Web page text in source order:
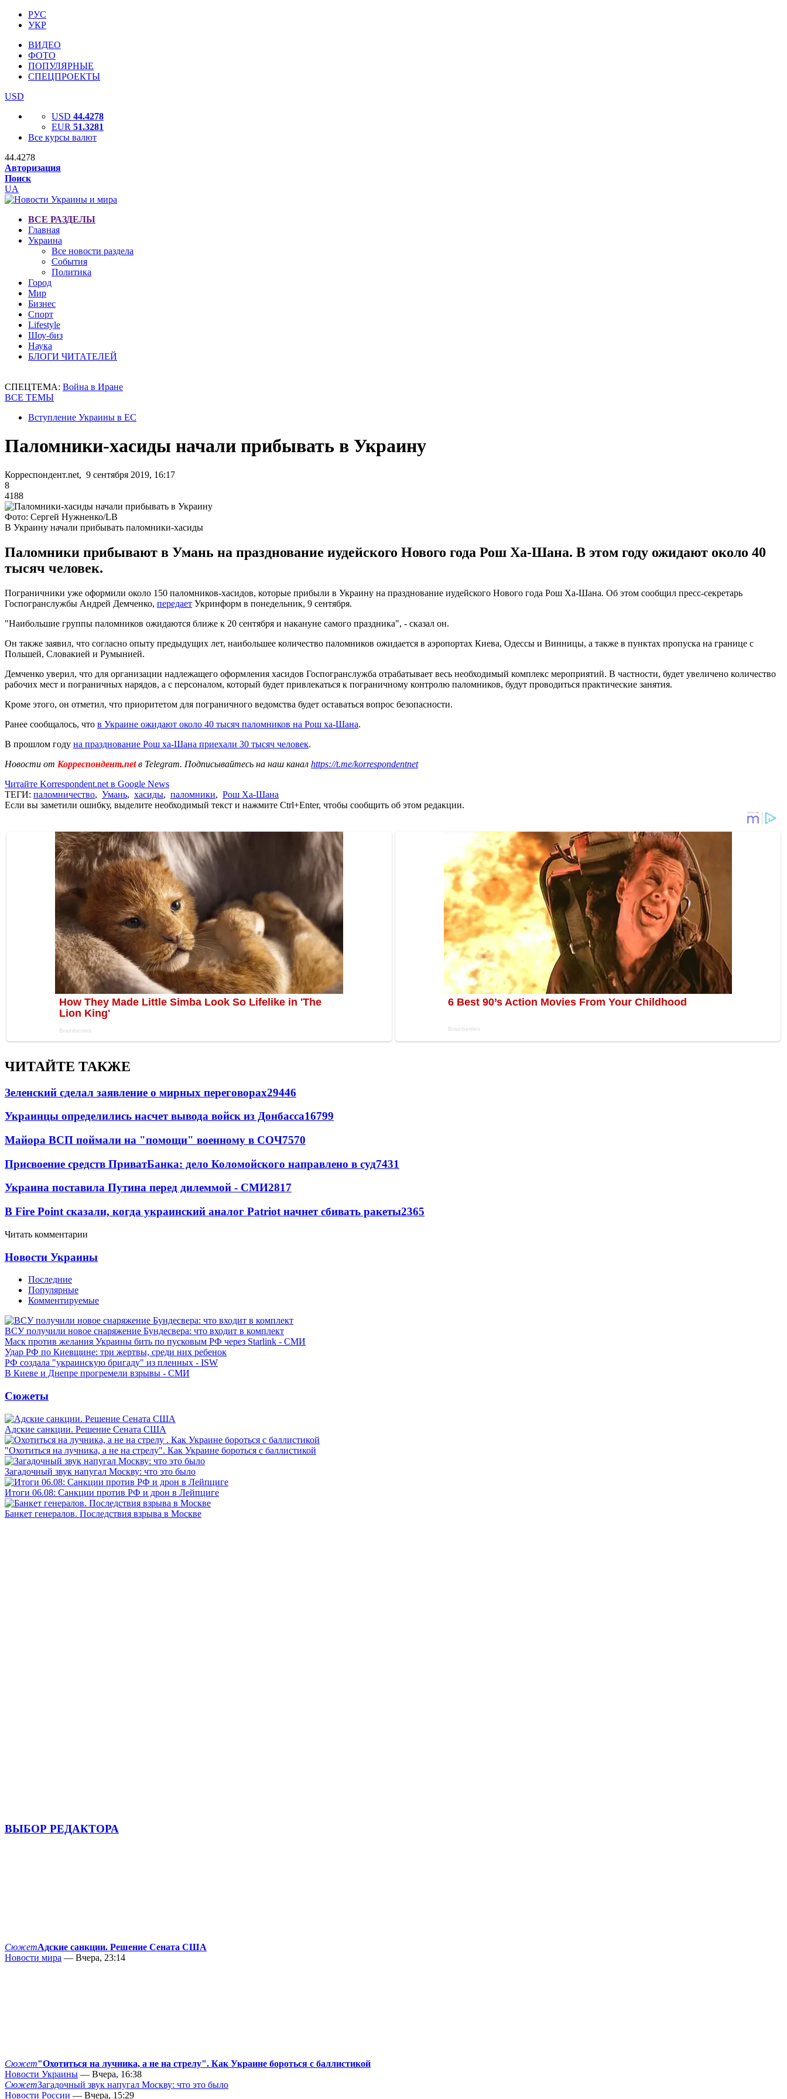
РУС
УКР
ВИДЕО
ФОТО
ПОПУЛЯРНЫЕ
СПЕЦПРОЕКТЫ
USD
USD 44.4278
EUR 51.3281
Все курсы валют
44.4278
Авторизация
Поиск
UA
ВСЕ РАЗДЕЛЫ
Главная
Украина
Все новости раздела
События
Политика
Город
Мир
Бизнес
Спорт
Lifestyle
Шоу-биз
Наука
БЛОГИ ЧИТАТЕЛЕЙ
СПЕЦТЕМА: Война в Иране
ВСЕ ТЕМЫ
Вступление Украины в ЕС
Паломники-хасиды начали прибывать в Украину
Корреспондент.net, 9 сентября 2019, 16:17
8
4188
Фото: Сергей Нужненко/LB
В Украину начали прибывать паломники-хасиды
Паломники прибывают в Умань на празднование иудейского Нового года Рош Ха-Шана. В этом году ожидают около 40
тысяч человек.
Пограничники уже оформили около 150 паломников-хасидов, которые прибыли в Украину на празднование иудейского Нового года Рош Ха-Шана. Об этом сообщил пресс-секретарь
Госпогранслужбы Андрей Демченко, передает Укринформ в понедельник, 9 сентября.
"Наибольшие группы паломников ожидаются ближе к 20 сентября и накануне самого праздника", - сказал он.
Он также заявил, что согласно опыту предыдущих лет, наибольшее количество паломников ожидается в аэропортах Киева, Одессы и Винницы, а также в пунктах пропуска на границе с
Польшей, Словакией и Румынией.
Демченко уверил, что для организации надлежащего оформления хасидов Госпогранслужба отрабатывает весь необходимый комплекс мероприятий. В частности, будет увеличено количество
рабочих мест и пограничных нарядов, а с персоналом, который будет привлекаться к пограничному контролю паломников, будут проводиться практические занятия.
Кроме этого, он отметил, что приоритетом для пограничного ведомства будет оставаться вопрос безопасности.
Ранее сообщалось, что в Украине ожидают около 40 тысяч паломников на Рош ха-Шана.
В прошлом году на празднование Рош ха-Шана приехали 30 тысяч человек.
Новости от Корреспондент.netв Telegram. Подписывайтесь на наш канал https://t.me/korrespondentnet
Читайте Korrespondent.net в Google News
ТЕГИ: паломничество, Умань, хасиды, паломники, Рош Ха-Шана
Если вы заметили ошибку, выделите необходимый текст и нажмите Ctrl+Enter, чтобы сообщить об этом редакции.
ЧИТАЙТЕ ТАКЖЕ
Зеленский сделал заявление о мирных переговорах29446
Украинцы определились насчет вывода войск из Донбасса16799
Майора ВСП поймали на "помощи" военному в СОЧ7570
Присвоение средств ПриватБанка: дело Коломойского направлено в суд7431
Украина поставила Путина перед дилеммой - СМИ2817
В Fire Point сказали, когда украинский аналог Patriot начнет сбивать ракеты2365
Читать комментарии
Новости Украины
Последние
Популярные
Комментируемые
ВСУ получили новое снаряжение Бундесвера: что входит в комплект
Маск против желания Украины бить по пусковым РФ через Starlink - СМИ
Удар РФ по Киевщине: три жертвы, среди них ребенок
РФ создала "украинскую бригаду" из пленных - ISW
В Киеве и Днепре прогремели взрывы - СМИ
Сюжеты
Адские санкции. Решение Сената США
"Охотиться на лучника, а не на стрелу". Как Украине бороться с баллистикой
Загадочный звук напугал Москву: что это было
Итоги 06.08: Санкции против РФ и дрон в Лейпциге
Банкет генералов. Последствия взрыва в Москве
ВЫБОР РЕДАКТОРА
СюжетАдские санкции. Решение Сената США
Новости мира — Вчера, 23:14
Сюжет"Охотиться на лучника, а не на стрелу". Как Украине бороться с баллистикой
Новости Украины — Вчера, 16:38
СюжетЗагадочный звук напугал Москву: что это было
Новости России — Вчера, 15:29